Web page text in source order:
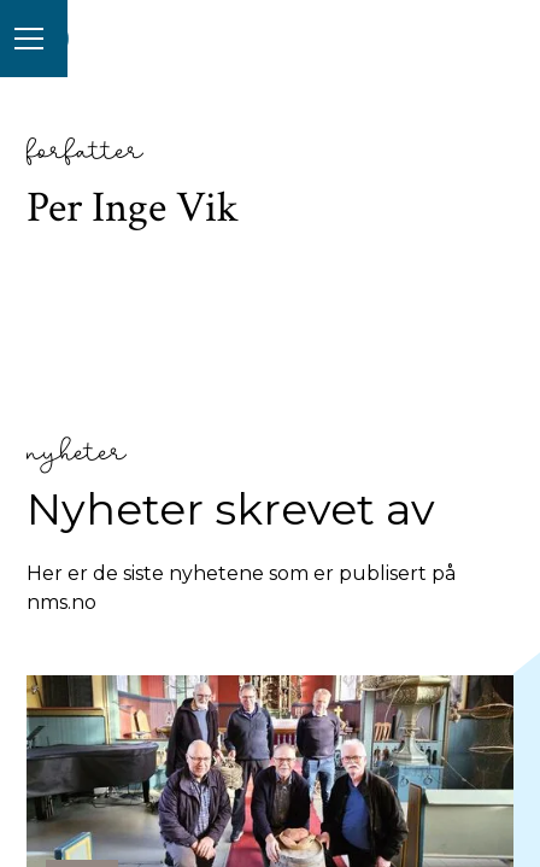
forfatter
Per Inge Vik
nyheter
Nyheter skrevet av
Her er de siste nyhetene som er publisert på
nms.no